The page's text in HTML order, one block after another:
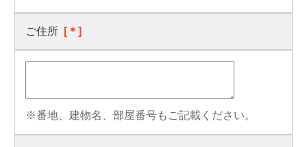
ご住所 [＊]
※番地、建物名、部屋番号もご記載ください。